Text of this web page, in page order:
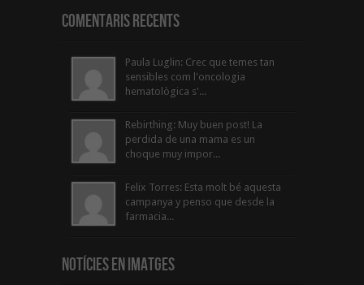
Comentaris Recents
Paula Luglin: Crec que temes tan
sensibles com l'oncologia
hematològica s'...
Rebirthing: Muy buen post! La
perdida de una mama es un
choque muy impor...
Felix Torres: Esta molt bé aquesta
campanya y penso que desde la
farmacia...
Notícies en Imatges